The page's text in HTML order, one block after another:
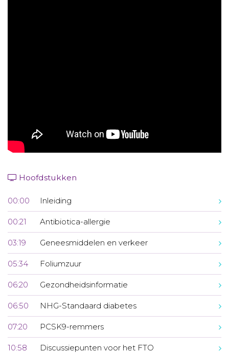
Hoofdstukken
00:00 Inleiding
00:21 Antibiotica-allergie
03:19 Geneesmiddelen en verkeer
05:34 Foliumzuur
06:20 Gezondheidsinformatie
06:50 NHG-Standaard diabetes
07:20 PCSK9-remmers
10:58 Discussiepunten voor het FTO